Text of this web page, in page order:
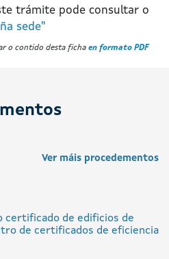
trámite pode consultar o
sede"
o contido desta ficha en formato PDF
Ver máis procedementos
certificado de edificios de
de certificados de eficiencia